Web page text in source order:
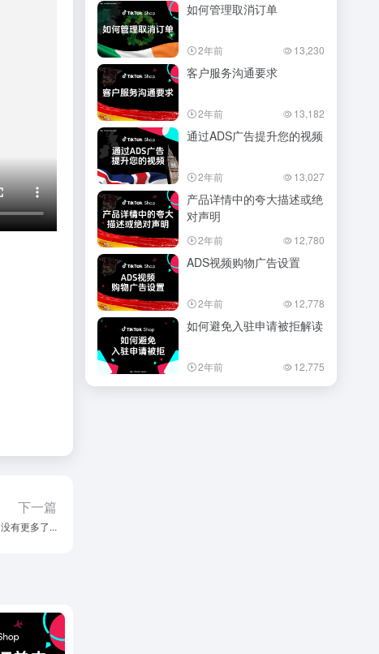
下一篇
没有更多了...
如何管理取消订单
2年前 13,230
客户服务沟通要求
2年前 13,182
通过ADS广告提升您的视频
2年前 13,027
产品详情中的夸大描述或绝
对声明
2年前 12,780
ADS视频购物广告设置
2年前 12,778
如何避免入驻申请被拒解读
2年前 12,775